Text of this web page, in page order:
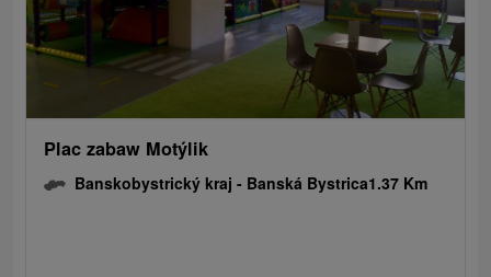
Plac zabaw Motýlik
Banskobystrický kraj - Banská Bystrica1.37 Km